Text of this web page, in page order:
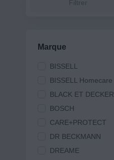
Filtrer
Marque
BISSELL
BISSELL Homecare
BLACK ET DECKER
BOSCH
CARE+PROTECT
DR BECKMANN
DREAME